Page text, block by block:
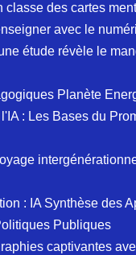
classe des cartes
avec le
étude révèle le
Planète
: Les Bases du
: IA Synthèse des
Publiques
captivantes